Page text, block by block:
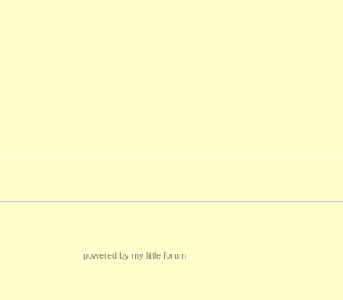
powered by my little forum